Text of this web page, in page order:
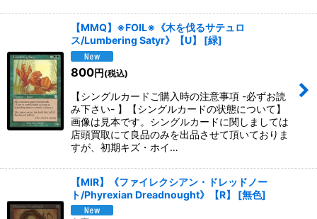
【MMQ】※FOIL※《木を伐るサテュロ
ス/Lumbering Satyr》【U】
[緑]
800円 (税込)
【シングルカードご購入時の注意事項 -必ずお読
み下さい- 】【シングルカードの状態について】
画像は見本です。シングルカードに関しましては
店頭買取にて良品のみを出品させて頂いておりま
すが、初期キズ・ホイ…
【MIR】《ファイレクシアン・ドレッドノー
ト/Phyrexian Dreadnought》【R】
[無色]